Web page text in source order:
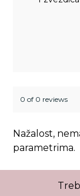
0 of 0 reviews
Nažalost,
parametrima.